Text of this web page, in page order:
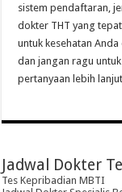
sistem pendaftaran,
dokter THT yang
untuk kesehatan
dan jangan ragu
pertanyaan lebih
Jadwal Dokter
Tes Kepribadian MBTI